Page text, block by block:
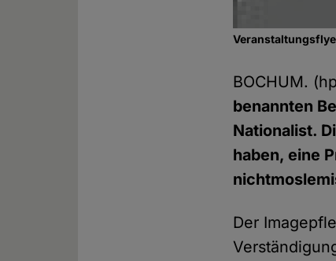
BOCHUM.
benannten
Nationalist.
haben, eine
Der